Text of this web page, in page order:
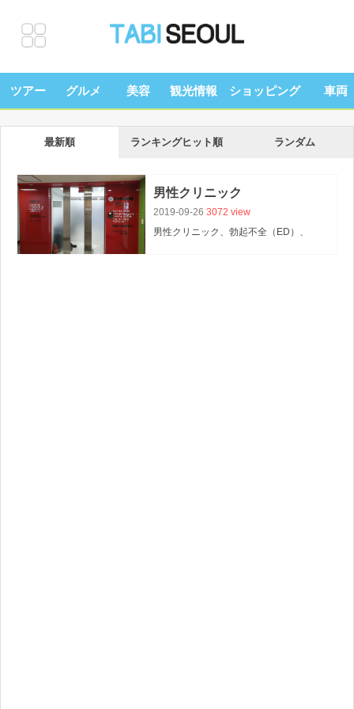
ツアー グルメ 美容 観光情報 ショッピング 車両
最新順 ランキングヒット順 ランダム
男性クリニック
2019-09-26 3072 view
男性クリニック、勃起不全（ED）、